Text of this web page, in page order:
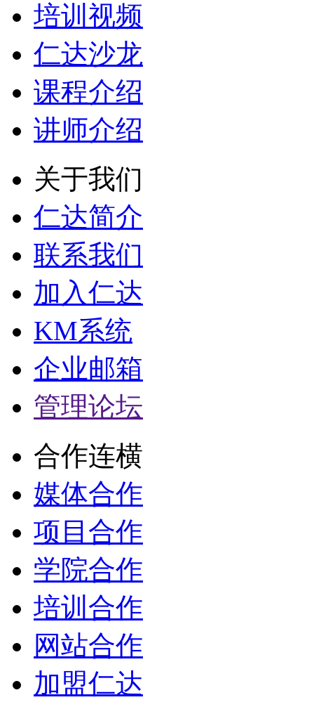
培训视频
仁达沙龙
课程介绍
讲师介绍
关于我们
仁达简介
联系我们
加入仁达
KM系统
企业邮箱
管理论坛
合作连横
媒体合作
项目合作
学院合作
培训合作
网站合作
加盟仁达